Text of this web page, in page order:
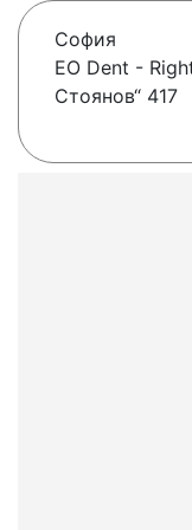
София
EO Dent -
Стоянов“ 417